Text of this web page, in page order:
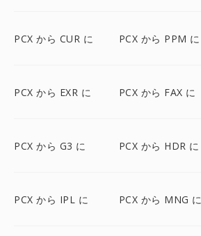
PCX から CUR に PCX から PPM に
PCX から EXR に PCX から FAX に
PCX から G3 に PCX から HDR に
PCX から IPL に PCX から MNG に